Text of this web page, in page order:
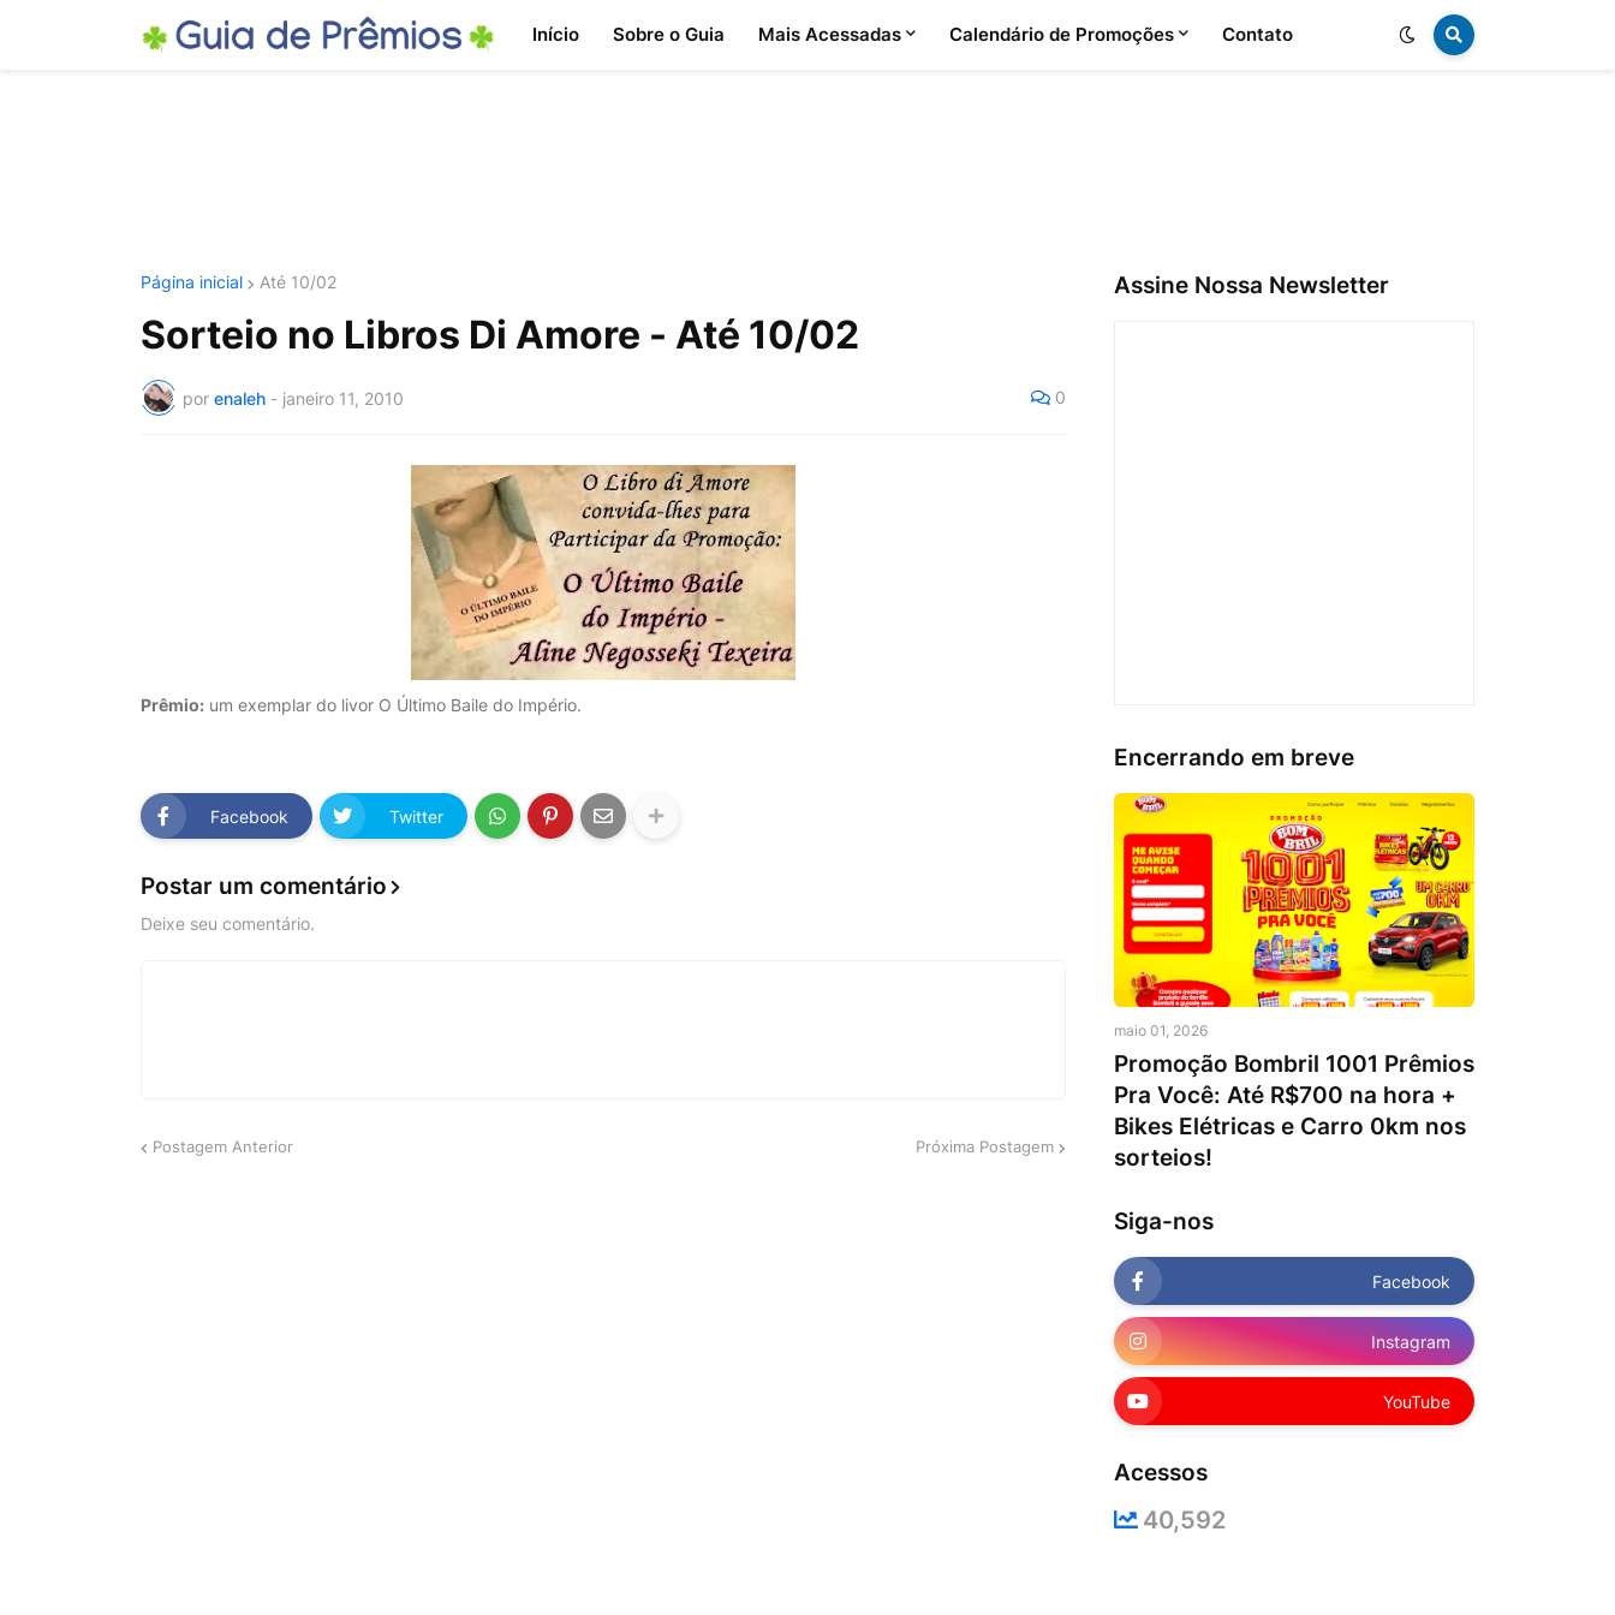
Início Sobre o Guia Mais Acessadas Calendário de Promoções Contato
Página inicial Até 10/02
Sorteio no Libros Di Amore - Até 10/02
por enaleh - janeiro 11, 2010 0
Prêmio: um exemplar do livor O Último Baile do Império.
Facebook Twitter
Postar um comentário
Deixe seu comentário.
Postagem Anterior Próxima Postagem
Assine Nossa Newsletter
Encerrando em breve
maio 01, 2026
Promoção Bombril 1001 Prêmios
Pra Você: Até R$700 na hora +
Bikes Elétricas e Carro 0km nos
sorteios!
Siga-nos
Facebook
Instagram
YouTube
Acessos
40,592